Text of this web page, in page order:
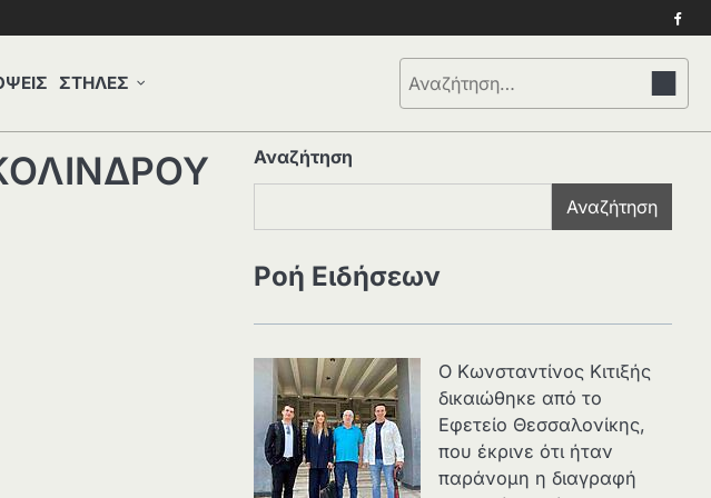
ΣΤΗΛΕΣ
Αναζήτηση
για:
Αναζήτηση
Αναζήτηση
Ροή Ειδήσεων
Ο Κωνσταντίνος Κιτιξής
δικαιώθηκε από το
Εφετείο Θεσσαλονίκης,
που έκρινε ότι ήταν
παράνομη η διαγραφή